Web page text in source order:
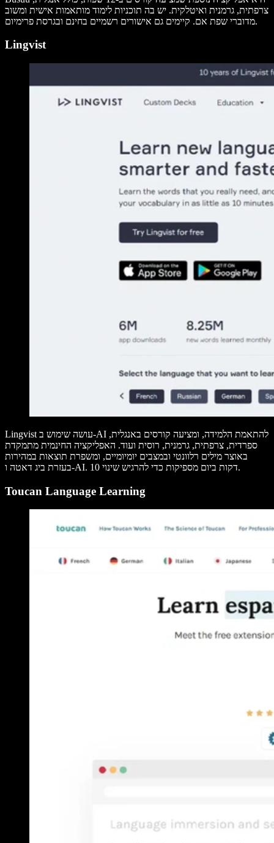
צרפתית, גרמנית ואיטלקית. יש בה תוכניות לימוד מותאמות אישית ומשוב
מדוברי שפת אם. קיימים גם אישורים רשמיים בחינם ובגרסת פרימיום.
Lingvist
Lingvist עושה שימוש ב-AI להתאמת הלמידה, ומציעה קורסים באנגלית,
ספרדית, צרפתית, גרמנית, רוסית ועוד. האפליקציה החינמית מתמקדת
באוצר מילים רלוונטי ובמצבים יומיומיים, ומשפרת תוצאות במהירות
בעזרת ביג דאטה ו-AI. 10 דקות ביום מספיקות כדי להרגיש שינוי.
Toucan Language Learning